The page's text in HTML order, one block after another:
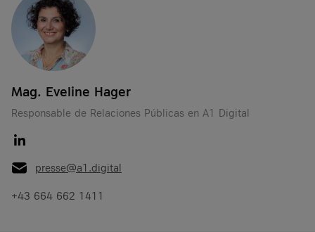
Mag. Eveline Hager
Responsable de Relaciones Públicas en A1 Digital
presse@a1.digital
+43 664 662 1411